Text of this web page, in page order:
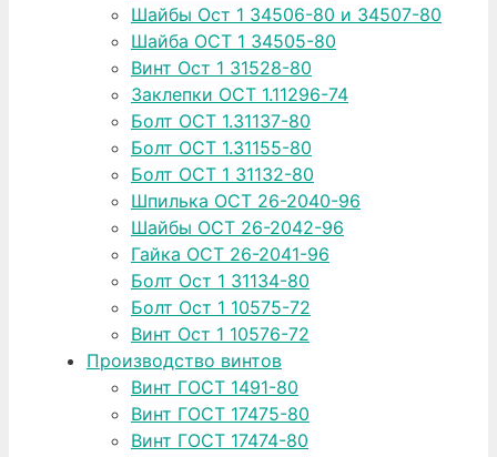
Шайбы Ост 1 34506-80 и 34507-80
Шайба ОСТ 1 34505-80
Винт Ост 1 31528-80
Заклепки ОСТ 1.11296-74
Болт ОСТ 1.31137-80
Болт ОСТ 1.31155-80
Болт ОСТ 1 31132-80
Шпилька ОСТ 26-2040-96
Шайбы ОСТ 26-2042-96
Гайка ОСТ 26-2041-96
Болт Ост 1 31134-80
Болт Ост 1 10575-72
Винт Ост 1 10576-72
Производство винтов
Винт ГОСТ 1491-80
Винт ГОСТ 17475-80
Винт ГОСТ 17474-80